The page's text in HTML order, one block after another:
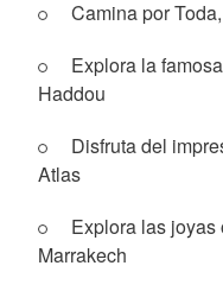
Camina por
Explora la
Haddou
Disfruta del
Atlas
Explora las
Marrakech